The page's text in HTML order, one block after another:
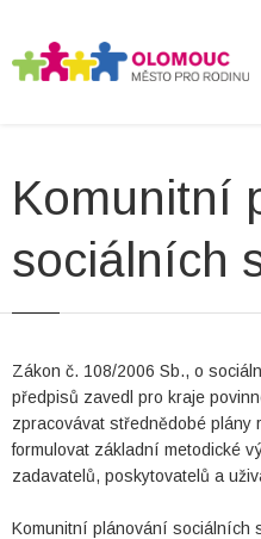
Komunitní
sociálních
Zákon č. 108/2006 Sb., o
předpisů zavedl pro kraje
zpracovávat střednědobé
formulovat základní metodické
zadavatelů, poskytovatelů a
Komunitní plánování sociálních